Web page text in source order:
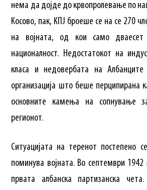
нема да дојде до крвопролевање по
Косово, пак, КПЈ броеше се на се 270
на војната, од кои само
националност. Недостатокот на
класа и недовербата на Албанците
организација што беше перципирана
основните камења на сопнување
регионот.
Ситуацијата на теренот постепено
поминува војната. Во септември
првата албанска партизанска